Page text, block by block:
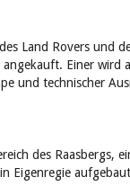
Land Rovers und
angekauft. Einer
und technischer
des Raasbergs,
Eigenregie